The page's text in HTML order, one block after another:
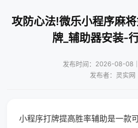
攻防心法!微乐小程序麻
牌_辅助器安装-
发布时间：2026-08-08
发布者：灵实网
小程序打牌提高胜率辅助是一款